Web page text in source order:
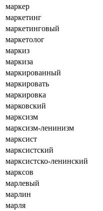
маркер
маркетинг
маркетинговый
маркетолог
маркиз
маркиза
маркированный
маркировать
маркировка
марковский
марксизм
марксизм-ленинизм
марксист
марксистский
марксистско-ленинский
марксов
марлевый
марлин
марля